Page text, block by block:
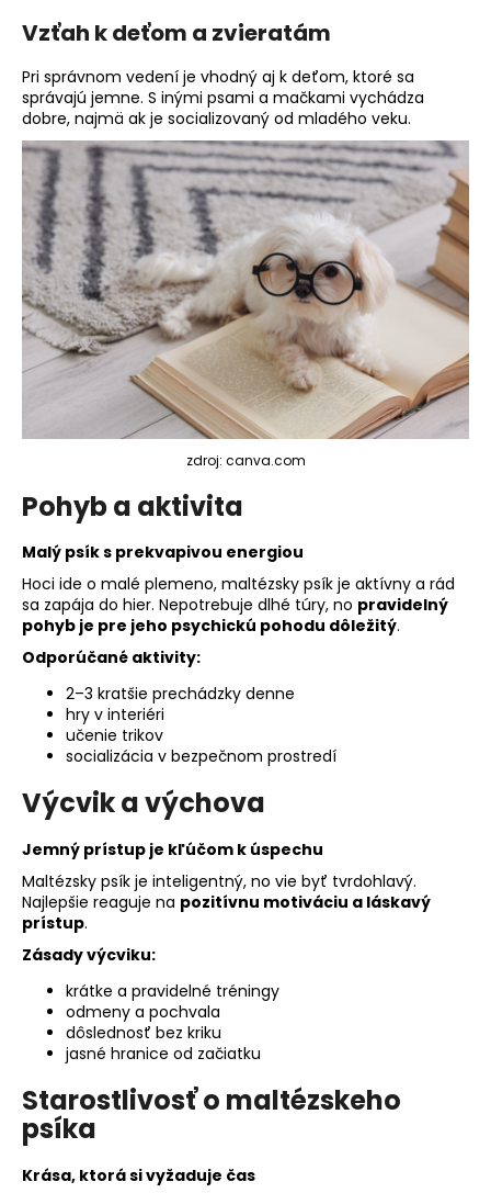
Vzťah k deťom a zvieratám
Pri správnom vedení je vhodný aj k deťom, ktoré sa
správajú jemne. S inými psami a mačkami vychádza
dobre, najmä ak je socializovaný od mladého veku.
zdroj: canva.com
Pohyb a aktivita
Malý psík s prekvapivou energiou
Hoci ide o malé plemeno, maltézsky psík je aktívny a rád
sa zapája do hier. Nepotrebuje dlhé túry, no pravidelný
pohyb je pre jeho psychickú pohodu dôležitý.
Odporúčané aktivity:
2–3 kratšie prechádzky denne
hry v interiéri
učenie trikov
socializácia v bezpečnom prostredí
Výcvik a výchova
Jemný prístup je kľúčom k úspechu
Maltézsky psík je inteligentný, no vie byť tvrdohlavý.
Najlepšie reaguje na pozitívnu motiváciu a láskavý
prístup.
Zásady výcviku:
krátke a pravidelné tréningy
odmeny a pochvala
dôslednosť bez kriku
jasné hranice od začiatku
Starostlivosť o maltézskeho
psíka
Krása, ktorá si vyžaduje čas